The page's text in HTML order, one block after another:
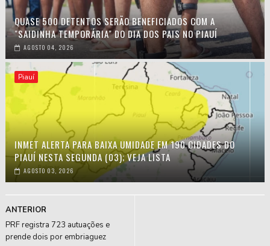
QUASE 500 DETENTOS SERÃO BENEFICIADOS COM A
"SAIDINHA TEMPORÁRIA" DO DIA DOS PAIS NO PIAUÍ
AGOSTO 04, 2026
Piauí
INMET ALERTA PARA BAIXA UMIDADE EM 190 CIDADES DO
PIAUÍ NESTA SEGUNDA (03); VEJA LISTA
AGOSTO 03, 2026
ANTERIOR
PRF registra 723 autuações e
prende dois por embriaguez